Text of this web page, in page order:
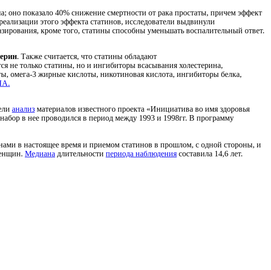
оно показало 40% снижение смертности от рака простаты, причем эффект
этого эффекта статинов, исследователи выдвинули
кроме того, статины способны уменьшать воспалительный ответ.
. Также считается, что статины обладают
не только статины, но и ингибиторы всасывания холестерина,
омега‐3 жирные кислоты, никотиновая кислота, ингибиторы белка,
анализ материалов известного проекта «Инициатива во имя здоровья
в нее проводился в период между 1993 и 1998гг. В программу
в настоящее время и приемом статинов в прошлом, с одной стороны, и
Медиана длительности периода наблюдения составила 14,6 лет.